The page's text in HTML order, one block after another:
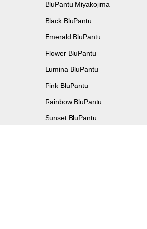
BluPantu Miyakojima
Black BluPantu
Emerald BluPantu
Flower BluPantu
Lumina BluPantu
Pink BluPantu
Rainbow BluPantu
Sunset BluPantu